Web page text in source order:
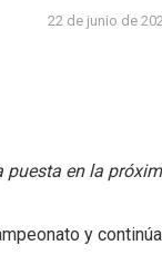
22 de junio de
en la
y